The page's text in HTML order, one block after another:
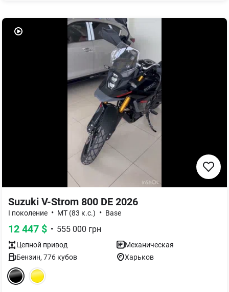
Suzuki V-Strom 800 DE 2026
I поколение • MT (83 к.с.) • Base
12 447 $ • 555 000 грн
Цепной привод
Механическая
Бензин, 776 кубов Харьков